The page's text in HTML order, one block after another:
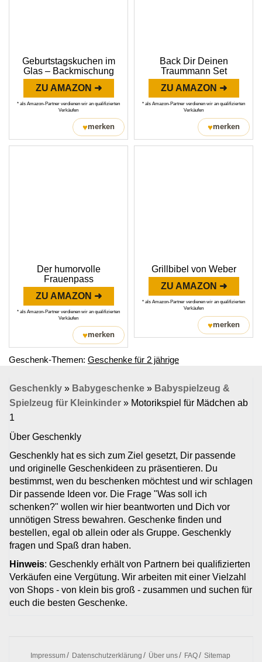
Geburtstagskuchen im
Glas – Backmischung
ZU AMAZON ➜
* als Amazon-Partner verdienen wir an qualifizierten
Verkäufen
♥merken
Back Dir Deinen
Traummann Set
ZU AMAZON ➜
* als Amazon-Partner verdienen wir an qualifizierten
Verkäufen
♥merken
Der humorvolle
Frauenpass
ZU AMAZON ➜
* als Amazon-Partner verdienen wir an qualifizierten
Verkäufen
♥merken
Grillbibel von Weber
ZU AMAZON ➜
* als Amazon-Partner verdienen wir an qualifizierten
Verkäufen
♥merken
Geschenk-Themen: Geschenke für 2 jährige
Geschenkly » Babygeschenke » Babyspielzeug &
Spielzeug für Kleinkinder » Motorikspiel für Mädchen ab
1
Über Geschenkly
Geschenkly hat es sich zum Ziel gesetzt, Dir passende
und originelle Geschenkideen zu präsentieren. Du
bestimmst, wen du beschenken möchtest und wir schlagen
Dir passende Ideen vor. Die Frage "Was soll ich
schenken?" wollen wir hier beantworten und Dich vor
unnötigen Stress bewahren. Geschenke finden und
bestellen, egal ob allein oder als Gruppe. Geschenkly
fragen und Spaß dran haben.
Hinweis: Geschenkly erhält von Partnern bei qualifizierten
Verkäufen eine Vergütung. Wir arbeiten mit einer Vielzahl
von Shops - von klein bis groß - zusammen und suchen für
euch die besten Geschenke.
Impressum Datenschutzerklärung Über uns FAQ Sitemap